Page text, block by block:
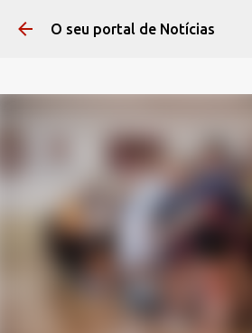
O seu portal de Notícias